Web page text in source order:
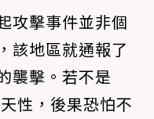
攻擊事件並非個
該地區就通報了
襲擊。若不是
性，後果恐怕不